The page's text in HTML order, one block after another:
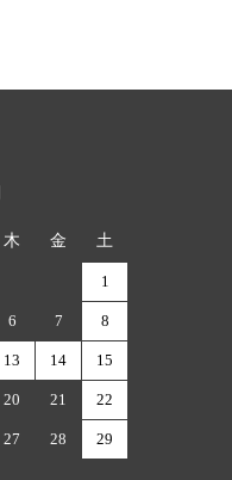
木 金 土
1
6 7 8
13 14 15
20 21 22
27 28 29